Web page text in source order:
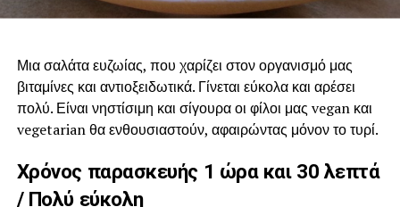
Mισή κούπα ελαιόλαδο
Αλάτι
Φρεσκοτριμμένο πιπέρι
Μαραθόσπορο τριμμένο
Τρόπος παρασκευής
Μια σαλάτα ευζωίας, που χαρίζει στον οργανισμό μας
βιταμίνες και αντιοξειδωτικά. Γίνεται εύκολα και αρέσει
πολύ. Είναι νηστίσιμη και σίγουρα οι φίλοι μας vegan και
vegetarian θα ενθουσιαστούν, αφαιρώντας μόνον το τυρί.
Χρόνος παρασκευής 1 ώρα και 30 λεπτά
/ Πολύ εύκολη